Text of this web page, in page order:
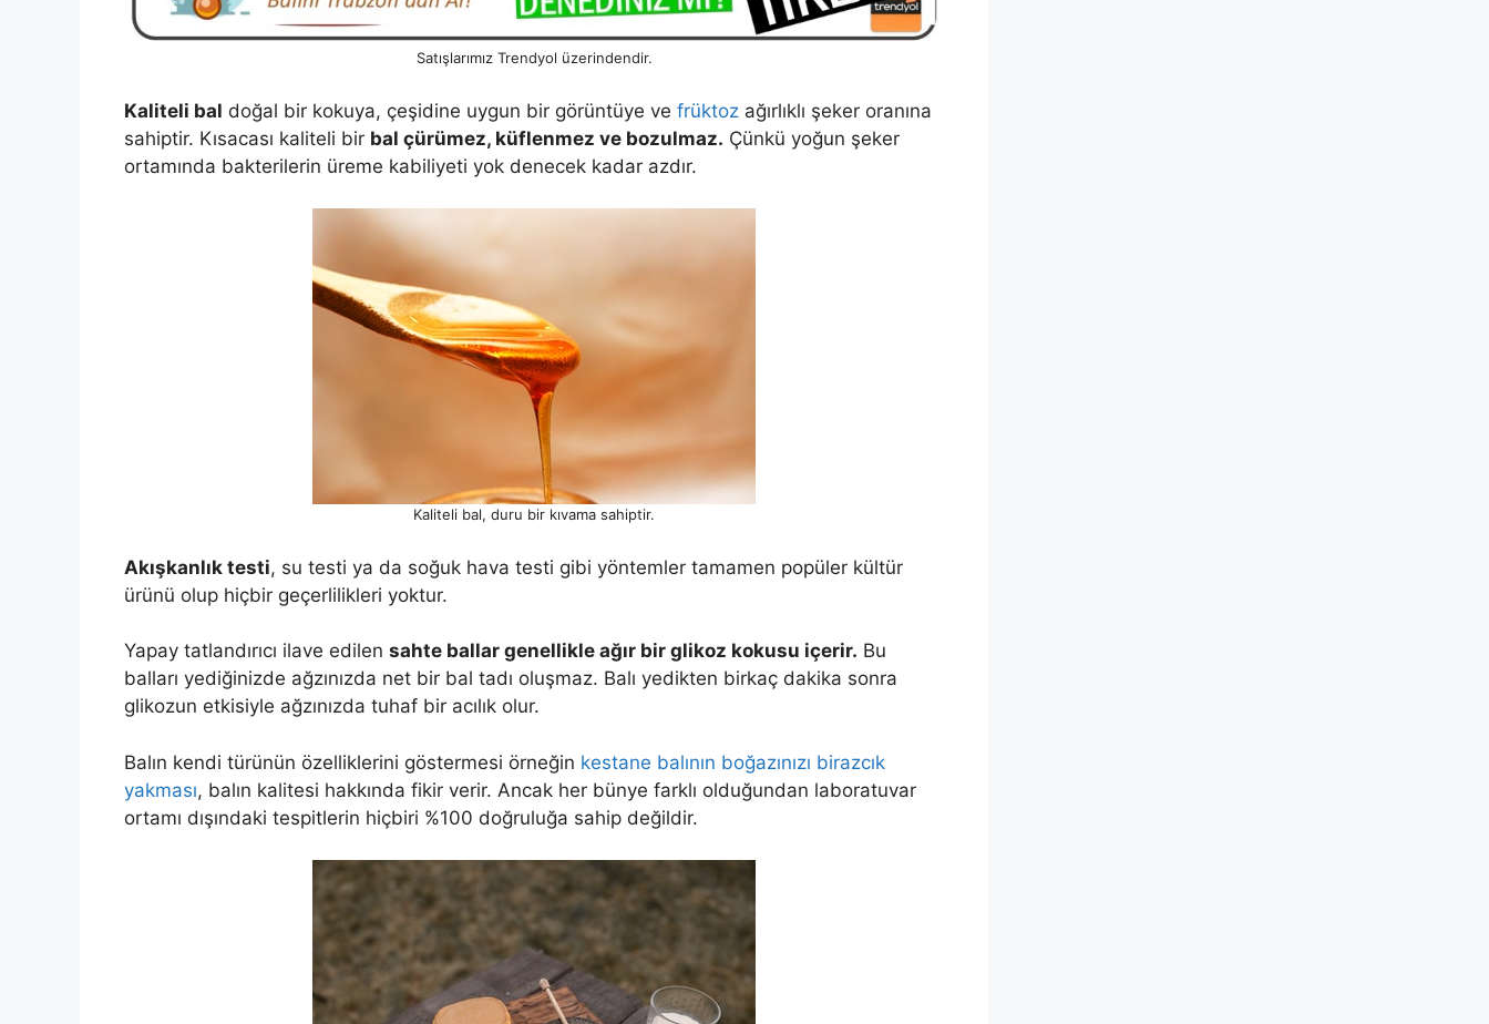
Satışlarımız Trendyol üzerindendir.
Kaliteli bal doğal bir kokuya, çeşidine uygun bir görüntüye ve früktoz ağırlıklı şeker oranına
sahiptir. Kısacası kaliteli bir bal çürümez, küflenmez ve bozulmaz. Çünkü yoğun şeker
ortamında bakterilerin üreme kabiliyeti yok denecek kadar azdır.
Kaliteli bal, duru bir kıvama sahiptir.
Akışkanlık testi, su testi ya da soğuk hava testi gibi yöntemler tamamen popüler kültür
ürünü olup hiçbir geçerlilikleri yoktur.
Yapay tatlandırıcı ilave edilen sahte ballar genellikle ağır bir glikoz kokusu içerir. Bu
balları yediğinizde ağzınızda net bir bal tadı oluşmaz. Balı yedikten birkaç dakika sonra
glikozun etkisiyle ağzınızda tuhaf bir acılık olur.
Balın kendi türünün özelliklerini göstermesi örneğin kestane balının boğazınızı birazcık
yakması, balın kalitesi hakkında fikir verir. Ancak her bünye farklı olduğundan laboratuvar
ortamı dışındaki tespitlerin hiçbiri %100 doğruluğa sahip değildir.